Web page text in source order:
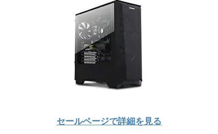
セールページで詳細を見る